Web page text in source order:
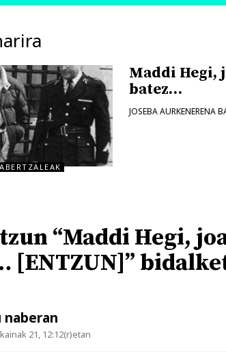
Maddi Hegi,
batez…
JOSEBA AURKENERENA
“Maddi Hegi,
[ENTZUN]”
naberan
21, 12:12(r)etan